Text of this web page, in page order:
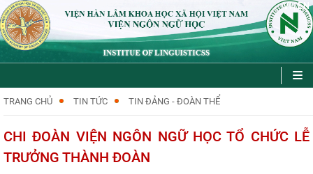
VI|EN
TRANG CHỦ TIN TỨC TIN ĐẢNG - ĐOÀN THỂ
CHI ĐOÀN VIỆN NGÔN NGỮ HỌC TỔ CHỨC LỄ
TRƯỞNG THÀNH ĐOÀN